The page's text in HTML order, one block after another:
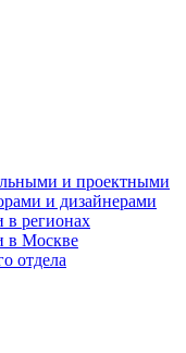
и проектными
и дизайнерами
в регионах
в Москве
отдела